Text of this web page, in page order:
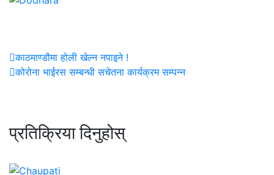
काठमाण्डौमा होली खेल्न नपाइने !
कोरोना भाईरस सम्बन्धी सचेतना कार्यक्रम सम्पन्न
प्रतिक्रिया दिनुहोस्